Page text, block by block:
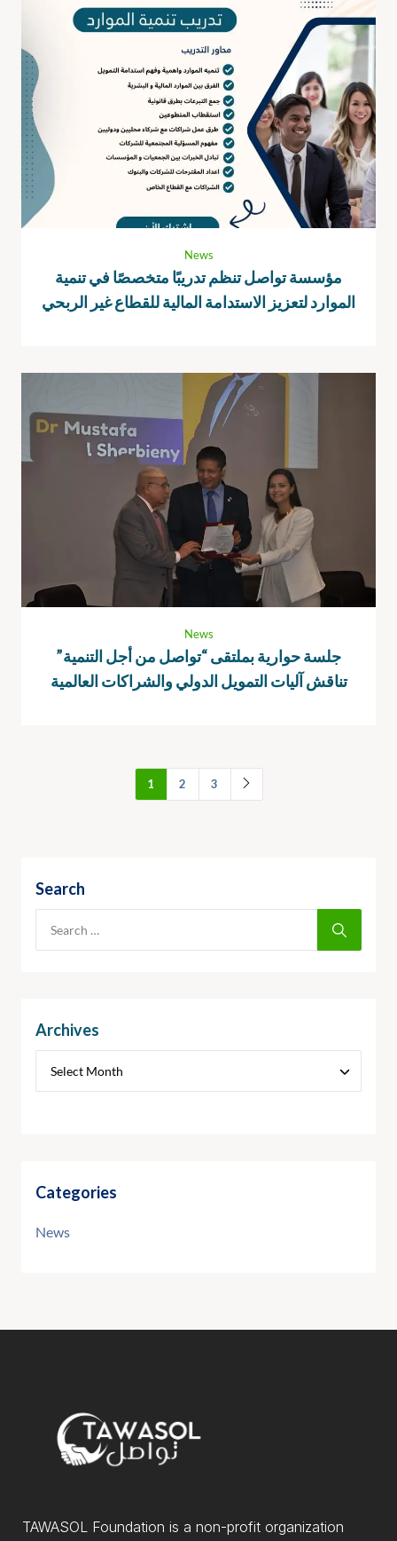
News
مؤسسة تواصل تنظم تدريبًا متخصصًا في تنمية
الموارد لتعزيز الاستدامة المالية للقطاع غير الربحي
News
جلسة حوارية بملتقى “تواصل من أجل التنمية”
تناقش آليات التمويل الدولي والشراكات العالمية
1 2 3
Search
Archives
Categories
News
TAWASOL Foundation is a non-profit organization